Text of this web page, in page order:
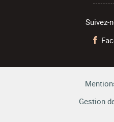
Suivez-
Gestion